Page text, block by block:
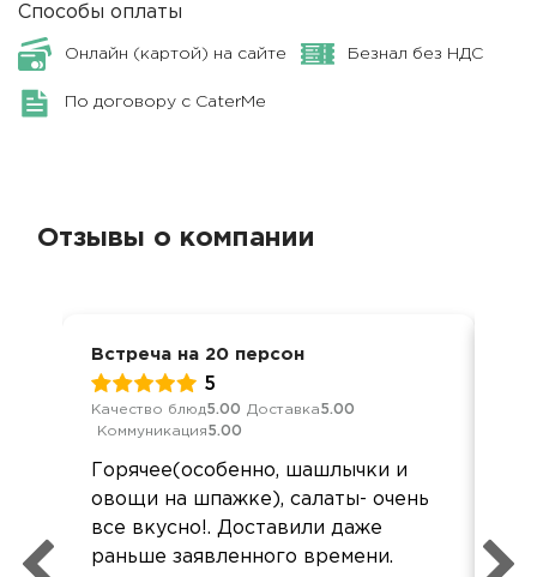
Способы оплаты
Онлайн (картой) на сайте Безнал без НДС
По договору с CaterMe
Отзывы о компании
Встреча на 20 персон
5
Качество блюд5.00 Доставка5.00
Коммуникация5.00
Горячее(особенно, шашлычки и
овощи на шпажке), салаты- очень
все вкусно!. Доставили даже
раньше заявленного времени.